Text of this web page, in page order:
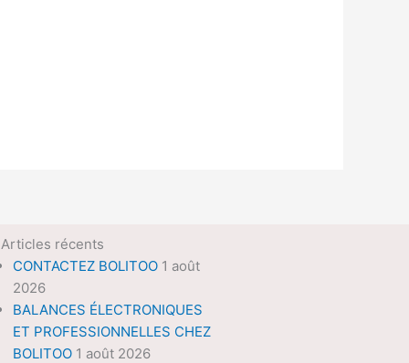
récents
CONTACTEZ BOLITOO 1 août
2026
BALANCES ÉLECTRONIQUES
ET PROFESSIONNELLES CHEZ
BOLITOO 1 août 2026